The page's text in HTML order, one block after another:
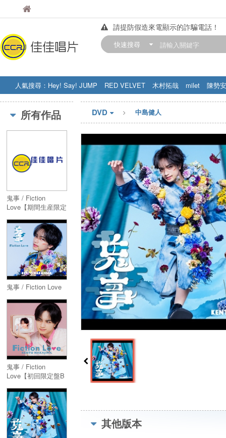
佳佳唱片
請提防假造來電顯示的詐騙電話！
【中華門市營業時間調整公告】
快速搜尋
人氣搜尋： Hey! Say! JUMP RED VELVET 木村拓哉 milet
陳勢安
STRAY KIDS
盧廣仲 周杰伦
所有作品
鬼事 / Fiction
Love【期間生産限定
君」アニメジャケッ
ト盤】(CD+Blu-ray)
鬼事 / Fiction Love
鬼事 / Fiction
Love【初回限定盤B
ィ」盤】(CD+DVD)
DVD 中島健人
其他版本